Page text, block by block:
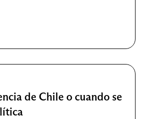
de Chile o cuando se